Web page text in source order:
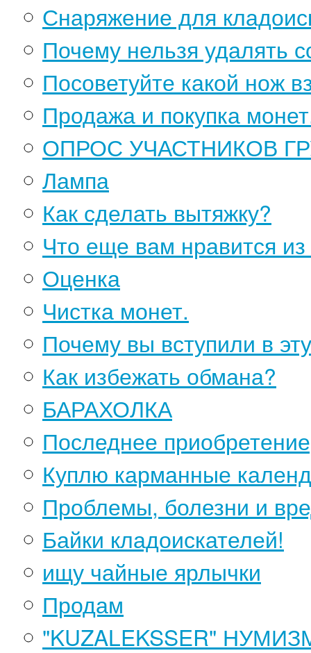
Снаряжение для
Почему нельзя удалять
Посоветуйте какой нож
Продажа и покупка
ОПРОС УЧАСТНИКОВ
Лампа
Как сделать вытяжку?
Что еще вам нравится
Оценка
Чистка монет.
Почему вы вступили в
Как избежать обмана?
БАРАХОЛКА
Последнее
Куплю карманные
Проблемы, болезни и
Байки кладоискателей!
ищу чайные ярлычки
Продам
"KUZALEKSSER"